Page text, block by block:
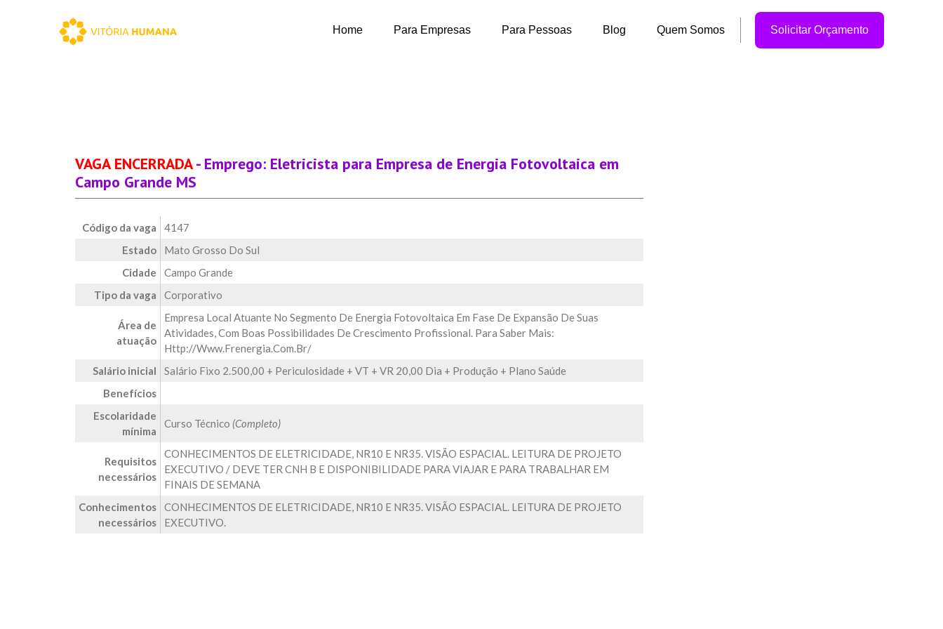
Home Para Empresas Para Pessoas Blog Quem Somos Solicitar Orçamento
VAGA ENCERRADA- Emprego: Eletricista para Empresa de Energia Fotovoltaica em
Campo Grande MS
Código da vaga
4147
Estado
Mato Grosso Do Sul
Cidade
Campo Grande
Tipo da vaga
Corporativo
Área de
atuação
Empresa Local Atuante No Segmento De Energia Fotovoltaica Em Fase De Expansão De Suas
Atividades, Com Boas Possibilidades De Crescimento Profissional. Para Saber Mais:
Http://www.frenergia.com.br/
Salário inicial
Salário Fixo 2.500,00 + Periculosidade + VT + VR 20,00 Dia + Produção + Plano Saúde
Benefícios
Escolaridade
mínima
Curso Técnico (Completo)
Requisitos
necessários
CONHECIMENTOS DE ELETRICIDADE, NR10 E NR35. VISÃO ESPACIAL. LEITURA DE PROJETO
EXECUTIVO / DEVE TER CNH B E DISPONIBILIDADE PARA VIAJAR E PARA TRABALHAR EM
FINAIS DE SEMANA
Conhecimentos
necessários
CONHECIMENTOS DE ELETRICIDADE, NR10 E NR35. VISÃO ESPACIAL. LEITURA DE PROJETO
EXECUTIVO.